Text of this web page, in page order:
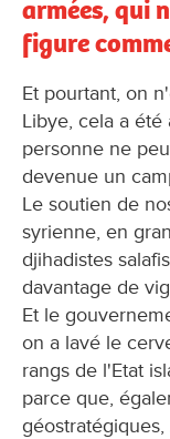
armées, qui
figure
Et pourtant, on
Libye, cela a
personne ne
devenue un
Le soutien de
syrienne, en
djihadistes
davantage de
Et le
on a lavé le
rangs de l'Etat
parce que,